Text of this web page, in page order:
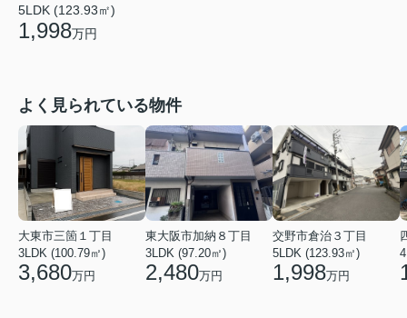
5LDK (123.93㎡)
1,998万円
よく見られている物件
大東市三箇１丁目
3LDK (100.79㎡)
3,680万円
東大阪市加納８丁目
3LDK (97.20㎡)
2,480万円
交野市倉治３丁目
5LDK (123.93㎡)
1,998万円